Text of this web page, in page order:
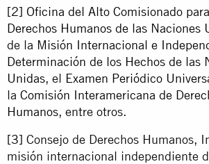
[2] Oficina del Alto Comisionado
Derechos Humanos de las Naciones
de la Misión Internacional e
Determinación de los Hechos de las
Unidas, el Examen Periódico
la Comisión Interamericana de
Humanos, entre otros.
[3] Consejo de Derechos Humanos,
misión internacional independiente